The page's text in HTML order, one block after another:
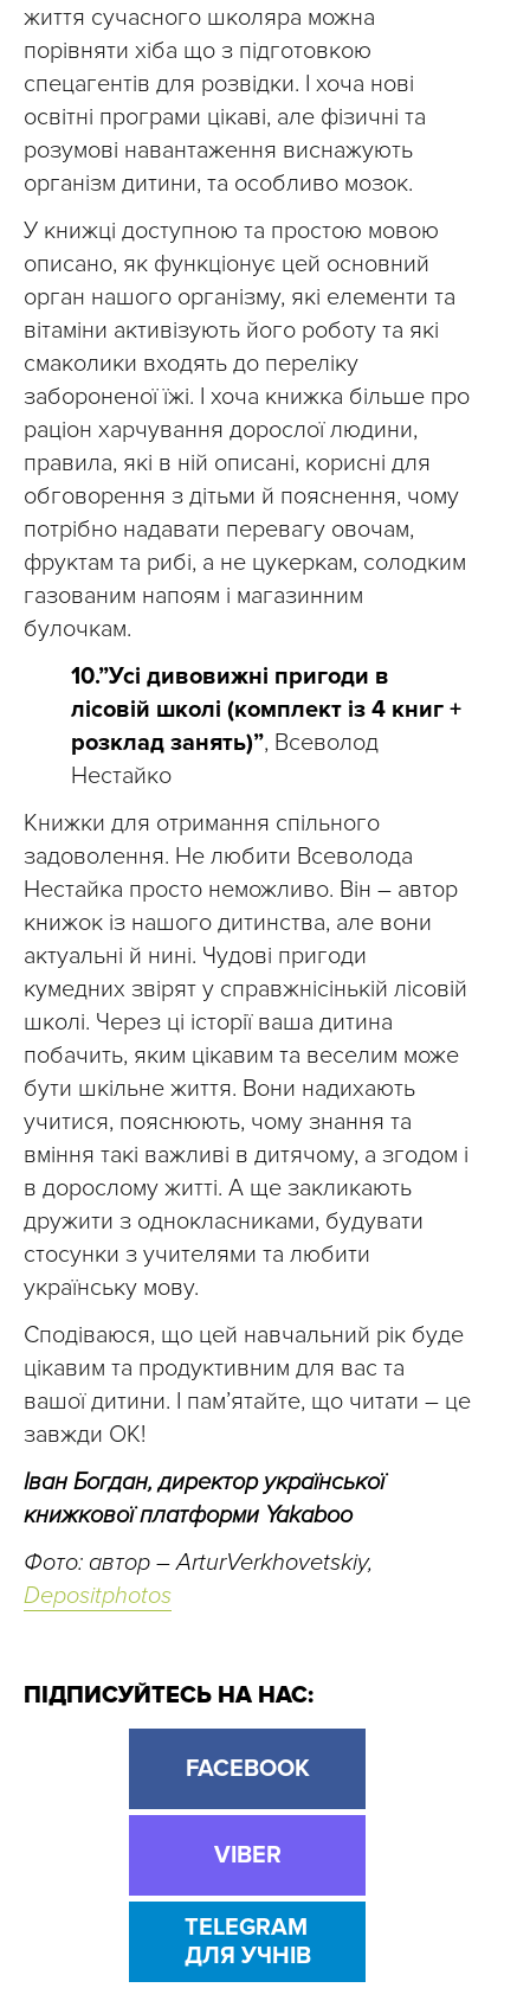
життя сучасного школяра можна
порівняти хіба що з підготовкою
спецагентів для розвідки. І хоча нові
освітні програми цікаві, але фізичні та
розумові навантаження виснажують
організм дитини, та особливо мозок.
У книжці доступною та простою мовою
описано, як функціонує цей основний
орган нашого організму, які елементи та
вітаміни активізують його роботу та які
смаколики входять до переліку
забороненої їжі. І хоча книжка більше про
раціон харчування дорослої людини,
правила, які в ній описані, корисні для
обговорення з дітьми й пояснення, чому
потрібно надавати перевагу овочам,
фруктам та рибі, а не цукеркам, солодким
газованим напоям і магазинним
булочкам.
10.”Усі дивовижні пригоди в
лісовій школі (комплект із 4 книг +
розклад занять)”, Всеволод
Нестайко
Книжки для отримання спільного
задоволення. Не любити Всеволода
Нестайка просто неможливо. Він – автор
книжок із нашого дитинства, але вони
актуальні й нині. Чудові пригоди
кумедних звірят у справжнісінькій лісовій
школі. Через ці історії ваша дитина
побачить, яким цікавим та веселим може
бути шкільне життя. Вони надихають
учитися, пояснюють, чому знання та
вміння такі важливі в дитячому, а згодом і
в дорослому житті. А ще закликають
дружити з однокласниками, будувати
стосунки з учителями та любити
українську мову.
Сподіваюся, що цей навчальний рік буде
цікавим та продуктивним для вас та
вашої дитини. І пам’ятайте, що читати – це
завжди ОК!
Іван Богдан, директор української
книжкової платформи Yakaboo
Фото: автор – ArturVerkhovetskiy,
Depositphotos
ПІДПИСУЙТЕСЬ НА НАС:
FACEBOOK
VIBER
TELEGRAM
ДЛЯ УЧНІВ